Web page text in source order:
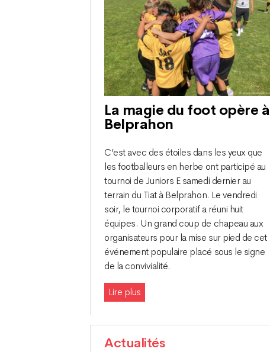
La magie du foot opère à
Belprahon
C’est avec des étoiles dans les yeux que
les footballeurs en herbe ont participé au
tournoi de Juniors E samedi dernier au
terrain du Tiat à Belprahon. Le vendredi
soir, le tournoi corporatif a réuni huit
équipes. Un grand coup de chapeau aux
organisateurs pour la mise sur pied de cet
événement populaire placé sous le signe
de la convivialité.
Lire plus
Actualités